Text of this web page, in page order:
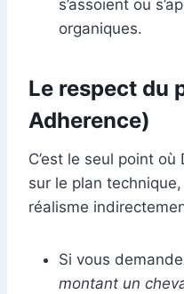
s’assoient ou
organiques.
Le respect du
Adherence)
C’est le seul point
sur le plan
réalisme
Si vous
montant un